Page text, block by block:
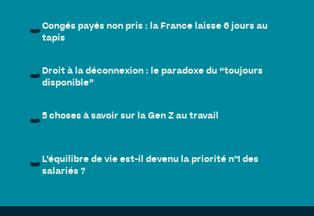
Congés payés non pris : la France laisse 6 jours au
tapis
Droit à la déconnexion : le paradoxe du “toujours
disponible”
5 choses à savoir sur la Gen Z au travail
L’équilibre de vie est-il devenu la priorité n°1 des
salariés ?